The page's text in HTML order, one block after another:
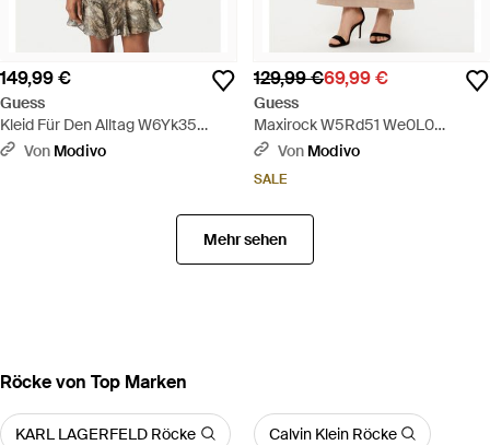
149,99 €
Guess
Kleid Für Den Alltag W6Yk35
W2959 Regular Fit - Grün
Von Modivo
129,99 €69,99 €
Guess
Maxirock W5Rd51 We0L0
Regular Fit - Natur
Von Modivo
SALE
Mehr sehen
Röcke von Top Marken
KARL LAGERFELD Röcke Calvin Klein Röcke